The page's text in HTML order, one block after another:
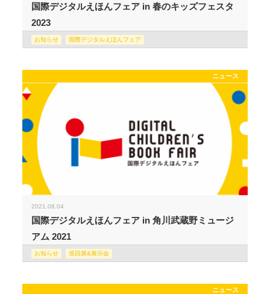
国際デジタルえほんフェア in 春のキッズフェスタ
2023
お知らせ 国際デジタルえほんフェア
ニュース
2021.08.04
国際デジタルえほんフェア in 角川武蔵野ミュージ
アム 2021
お知らせ 巡回展&展示会
ニュース